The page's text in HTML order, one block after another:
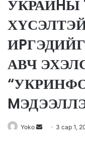
УКРАЙHЫ
АВЧ
Yoko 3 сар 1,